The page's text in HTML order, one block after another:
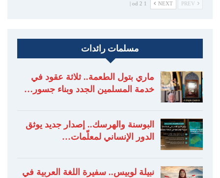
NEXT
1 od 2 |
مسلمات رائدات
ماري بتول الطعمة.. ثلاثة عقود في
خدمة المسلمين الجدد وبناء جسور…
البوسنة والهرسك.. إصدار جديد يوثق
الدور الإنساني لمعلّمات…
نبيلة لوبيس.. سفيرة اللغة العربية في